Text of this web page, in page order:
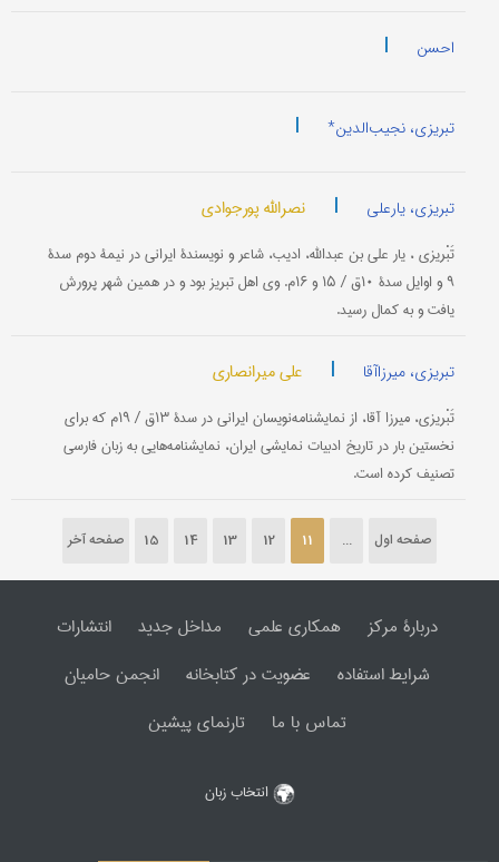
احسن |
تبریزی، نجیب‌الدین* |
تبریزی، یارعلی | نصرالله پورجوادی
تَبْریزی ، یار علی بن عبدالله، ادیب، شاعر و نویسندۀ ایرانی در نیمۀ دوم سدۀ
۹ و اوایل سدۀ ۱۰ق / ۱۵ و ۱۶م. وی اهل تبریز بود و در همین شهر پرورش
یافت و به کمال رسید.
تبریزی، میرزاآقا | علی میرانصاری
تَبْریزی، میرزا آقا، از نمایشنامه‌نویسان ایرانی در سدۀ ۱۳ق / ۱۹م که برای
نخستین بار در تاریخ ادبیات نمایشی ایران، نمایشنامه‌هایی به زبان فارسی
تصنیف کرده است.
صفحه اول ...
11
12
13
14
15 صفحه آخر
دربارۀ مرکز همکاری علمی مداخل جدید
انتشارات
شرایط استفاده
عضویت در کتابخانه
انجمن حامیان
تماس با ما
تارنمای پیشین
انتخاب زبان